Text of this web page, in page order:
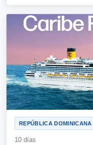
REPÚBLICA DOMINICANA
10 días